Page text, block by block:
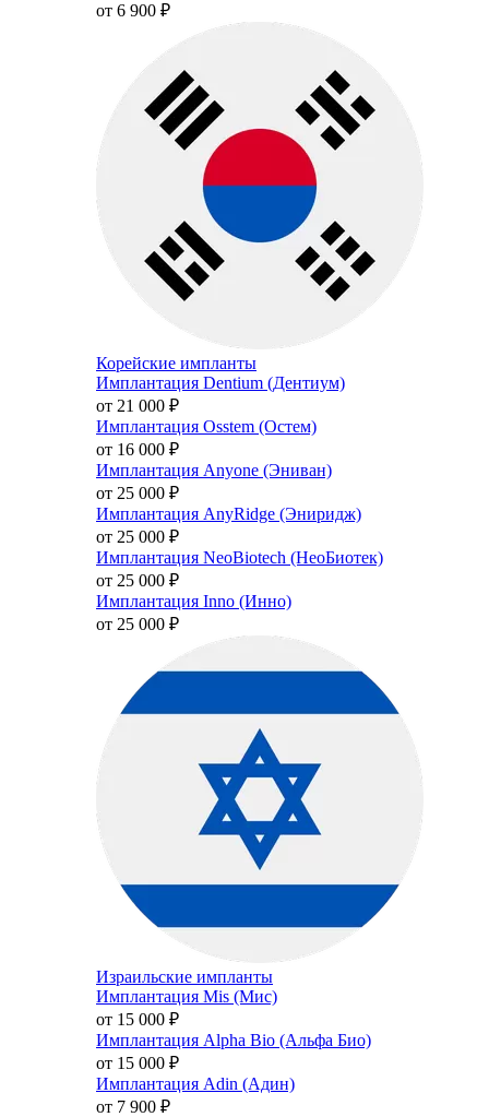
от 6 900 ₽
Корейские импланты
Имплантация Dentium (Дентиум)
от 21 000 ₽
Имплантация Osstem (Остем)
от 16 000 ₽
Имплантация Anyone (Эниван)
от 25 000 ₽
Имплантация AnyRidge (Эниридж)
от 25 000 ₽
Имплантация NeoBiotech (НеоБиотек)
от 25 000 ₽
Имплантация Inno (Инно)
от 25 000 ₽
Израильские импланты
Имплантация Mis (Мис)
от 15 000 ₽
Имплантация Alpha Bio (Альфа Био)
от 15 000 ₽
Имплантация Adin (Адин)
от 7 900 ₽